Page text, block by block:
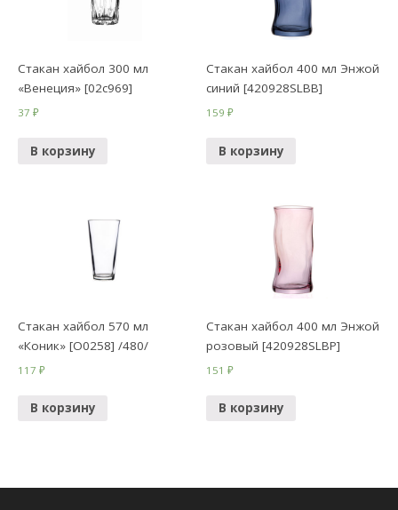
Стакан хайбол 300 мл
«Венеция» [02с969]
37₽
В корзину
Стакан хайбол 400 мл Энжой
синий [420928SLBB]
159₽
В корзину
Стакан хайбол 570 мл
«Коник» [O0258] /480/
117₽
В корзину
Стакан хайбол 400 мл Энжой
розовый [420928SLBP]
151₽
В корзину